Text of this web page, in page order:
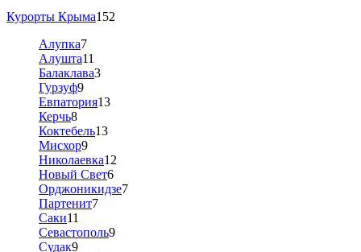
Курорты Крыма152
Алупка7
Алушта11
Балаклава3
Гурзуф9
Евпатория13
Керчь8
Коктебель13
Мисхор9
Николаевка12
Новый Свет6
Орджоникидзе7
Партенит7
Саки11
Севастополь9
Судак9